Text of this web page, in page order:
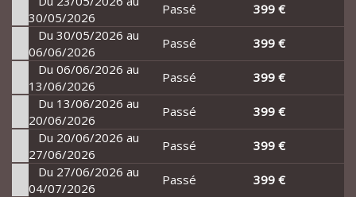
30/05/2026
Passé
399 €
Du 30/05/2026 au
06/06/2026
Passé
399 €
Du 06/06/2026 au
13/06/2026
Passé
399 €
Du 13/06/2026 au
20/06/2026
Passé
399 €
Du 20/06/2026 au
27/06/2026
Passé
399 €
Du 27/06/2026 au
04/07/2026
Passé
399 €